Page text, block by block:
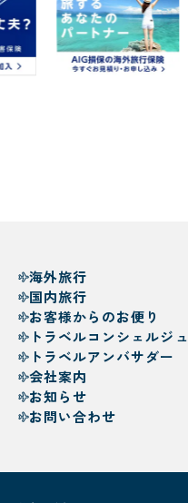
海外旅行
国内旅行
お客様からのお便り
トラベルコンシェルジュ
トラベルアンバサダー
会社案内
お知らせ
お問い合わせ